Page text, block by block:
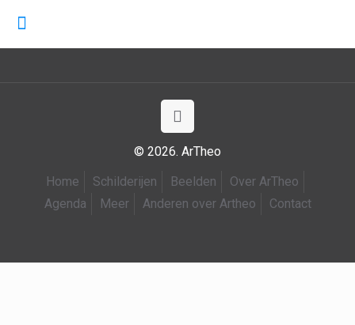
© 2026. ArTheo
Home
Schilderijen Beelden
Over ArTheo
Agenda
Meer Anderen over Artheo Contact